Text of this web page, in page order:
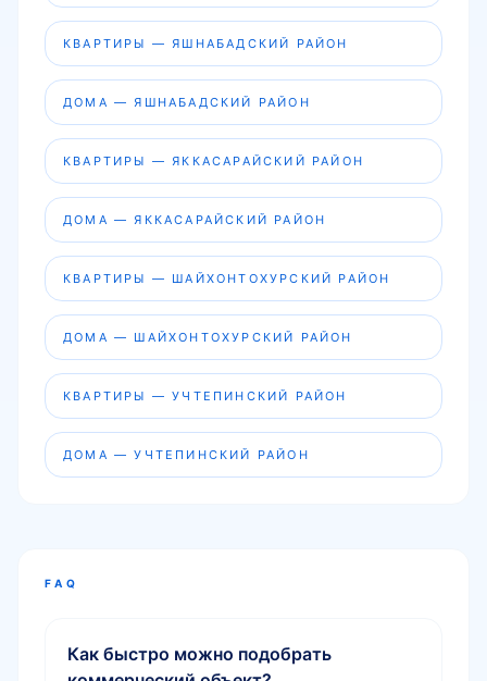
КВАРТИРЫ — ЯШНАБАДСКИЙ РАЙОН
ДОМА — ЯШНАБАДСКИЙ РАЙОН
КВАРТИРЫ — ЯККАСАРАЙСКИЙ РАЙОН
ДОМА — ЯККАСАРАЙСКИЙ РАЙОН
КВАРТИРЫ — ШАЙХОНТОХУРСКИЙ РАЙОН
ДОМА — ШАЙХОНТОХУРСКИЙ РАЙОН
КВАРТИРЫ — УЧТЕПИНСКИЙ РАЙОН
ДОМА — УЧТЕПИНСКИЙ РАЙОН
FAQ
Как быстро можно подобрать